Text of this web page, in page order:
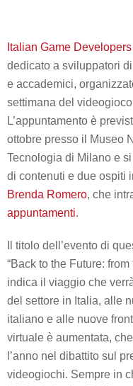
Italian Game
dedicato a sviluppatori
e accademici,
settimana del
L’appuntamento è
ottobre presso il
Museo
Tecnologia di Milano e
di contenuti e due ospiti
Brenda Romero, che
appuntamenti.
Il titolo dell’evento di
“Back to the Future:
indica il viaggio che
del settore in Italia, alle
italiano e alle nuove
virtuale è aumentata,
l’anno nel dibattito sul
videogiochi. Sempre in